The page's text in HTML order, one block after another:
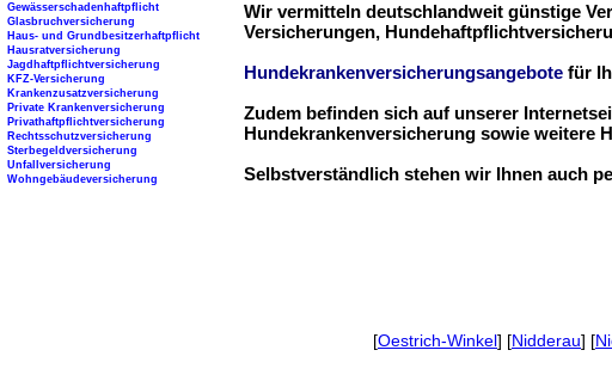
Wir vermitteln deutschlandweit günstige
Versicherungen,
Hundekrankenversicherungsangebote für
Zudem befinden sich auf unserer
Hundekrankenversicherung sowie weitere
Selbstverständlich stehen wir Ihnen auch
Gewässerschadenhaftpflicht
Glasbruchversicherung
Haus- und Grundbesitzerhaftpflicht
Hausratversicherung
Jagdhaftpflichtversicherung
KFZ-Versicherung
Krankenzusatzversicherung
Private Krankenversicherung
Privathaftpflichtversicherung
Rechtsschutzversicherung
Sterbegeldversicherung
Unfallversicherung
Wohngebäudeversicherung
[Oestrich-Winkel] [Nidderau] [